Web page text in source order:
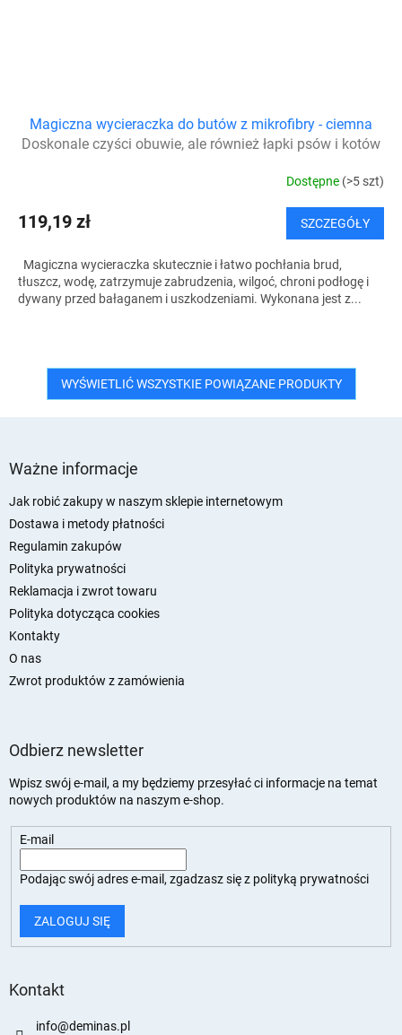
Magiczna wycieraczka do butów z mikrofibry - ciemna
Doskonale czyści obuwie, ale również łapki psów i kotów
Dostępne (>5 szt)
119,19 zł SZCZEGÓŁY
Magiczna wycieraczka skutecznie i łatwo pochłania brud,
tłuszcz, wodę, zatrzymuje zabrudzenia, wilgoć, chroni podłogę i
dywany przed bałaganem i uszkodzeniami. Wykonana jest z...
WYŚWIETLIĆ WSZYSTKIE POWIĄZANE PRODUKTY
Ważne informacje
Jak robić zakupy w naszym sklepie internetowym
Dostawa i metody płatności
Regulamin zakupów
Polityka prywatności
Reklamacja i zwrot towaru
Polityka dotycząca cookies
Kontakty
O nas
Zwrot produktów z zamówienia
Odbierz newsletter
Wpisz swój e-mail, a my będziemy przesyłać ci informacje na temat
nowych produktów na naszym e-shop.
E-mail
Podając swój adres e-mail, zgadzasz się z polityką prywatności
ZALOGUJ SIĘ
Kontakt
info@deminas.pl